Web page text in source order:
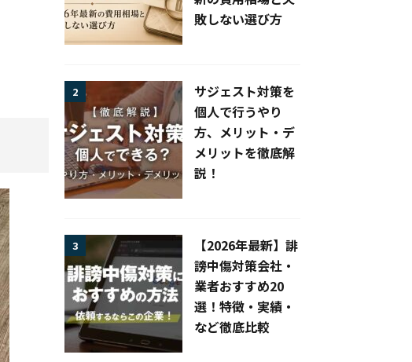
敗しない選び方
2
サジェスト対策を
個人で行うやり
方、メリット・デ
メリットを徹底解
説！
3
【2026年最新】誹
謗中傷対策会社・
業者おすすめ20
選！特徴・実績・
など徹底比較